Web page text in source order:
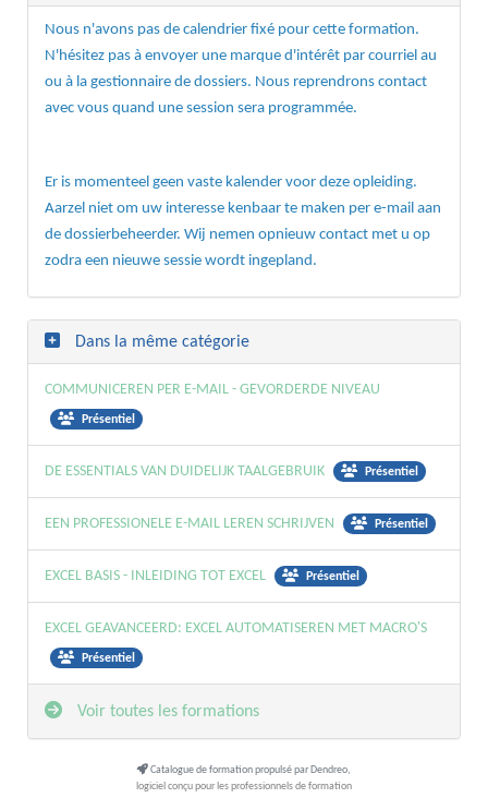
Nous n'avons pas de calendrier fixé pour cette formation.
N'hésitez pas à envoyer une marque d'intérêt par courriel au
ou à la gestionnaire de dossiers. Nous reprendrons contact
avec vous quand une session sera programmée.
Er is momenteel geen vaste kalender voor deze opleiding.
Aarzel niet om uw interesse kenbaar te maken per e-mail aan
de dossierbeheerder. Wij nemen opnieuw contact met u op
zodra een nieuwe sessie wordt ingepland.
Dans la même catégorie
COMMUNICEREN PER E-MAIL - GEVORDERDE NIVEAU
Présentiel
DE ESSENTIALS VAN DUIDELIJK TAALGEBRUIK Présentiel
EEN PROFESSIONELE E-MAIL LEREN SCHRIJVEN Présentiel
EXCEL BASIS - INLEIDING TOT EXCEL Présentiel
EXCEL GEAVANCEERD: EXCEL AUTOMATISEREN MET MACRO'S
Présentiel
Voir toutes les formations
Catalogue de formation propulsé par Dendreo,
logiciel conçu pour les professionnels de formation